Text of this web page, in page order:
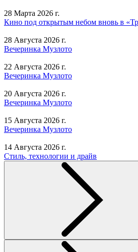
28 Марта 2026 г.
Кино под открытым небом вновь в
28 Августа 2026 г.
Вечеринка Музлото
22 Августа 2026 г.
Вечеринка Музлото
20 Августа 2026 г.
Вечеринка Музлото
15 Августа 2026 г.
Вечеринка Музлото
14 Августа 2026 г.
Стиль, технологии и драйв